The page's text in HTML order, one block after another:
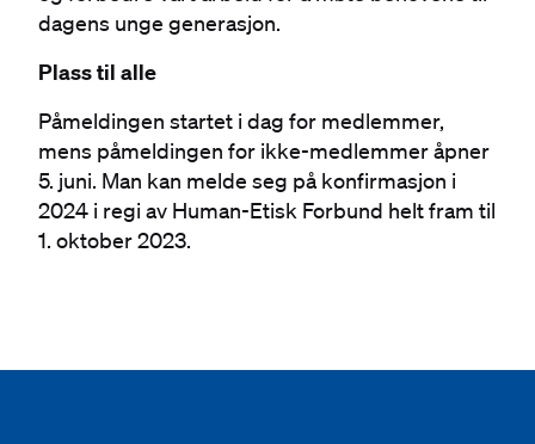
dagens unge generasjon.
Plass til alle
Påmeldingen startet i dag for medlemmer,
mens påmeldingen for ikke-medlemmer åpner
5. juni. Man kan melde seg på konfirmasjon i
2024 i regi av Human-Etisk Forbund helt fram til
1. oktober 2023.